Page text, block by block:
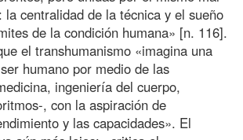
la centralidad de la técnica y el sueño
de la condición humana» [n. 116].
el transhumanismo «imagina una
humano por medio de las
ingeniería del cuerpo,
, con la aspiración de
y las capacidades». El